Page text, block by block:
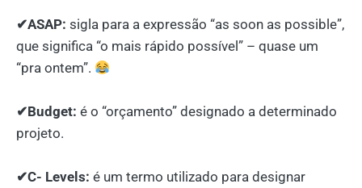
✔ASAP: sigla para a expressão “as soon as possible”,
que significa “o mais rápido possível” – quase um
“pra ontem”.
✔Budget: é o “orçamento” designado a determinado
projeto.
✔C- Levels: é um termo utilizado para designar